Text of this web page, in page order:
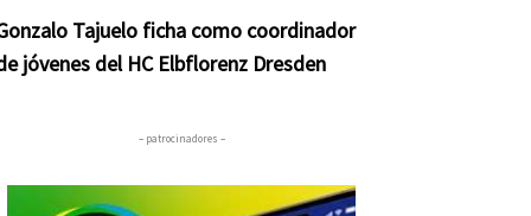
Tajuelo ficha como coordinador
jóvenes del HC Elbflorenz Dresden
– patrocinadores –